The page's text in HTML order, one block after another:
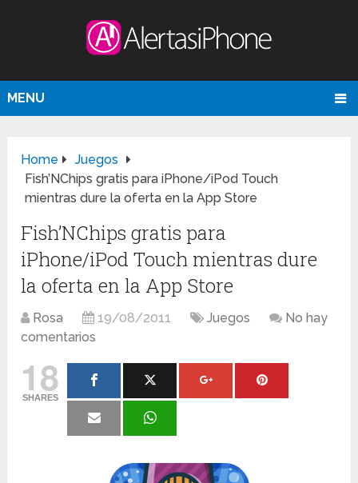
MENU
Home
Juegos
Fish’NChips gratis para iPhone/iPod Touch
mientras dure la oferta en la App Store
Fish’NChips gratis para
iPhone/iPod Touch mientras dure
la oferta en la App Store
Rosa 19/08/2011 Juegos
No hay
comentarios
18
SHARES